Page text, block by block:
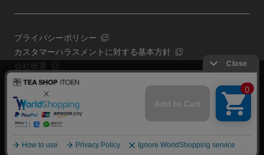
プライバシーポリシー
カスタマーハラスメントに対する基本方針
会社概要
共通規約
よくある質問（共通）
Copyright (C) All Rights Reserved. ITOEN, LTD.
当サイトでは利用体験の向上およびコンテンツの最適な提供、ト
ラフィックの分析を目的としてCookieを使用しています。
サイトの閲覧を継続された場合、Cookieの利用に同意したものと
いたします。
詳細については
閉じる